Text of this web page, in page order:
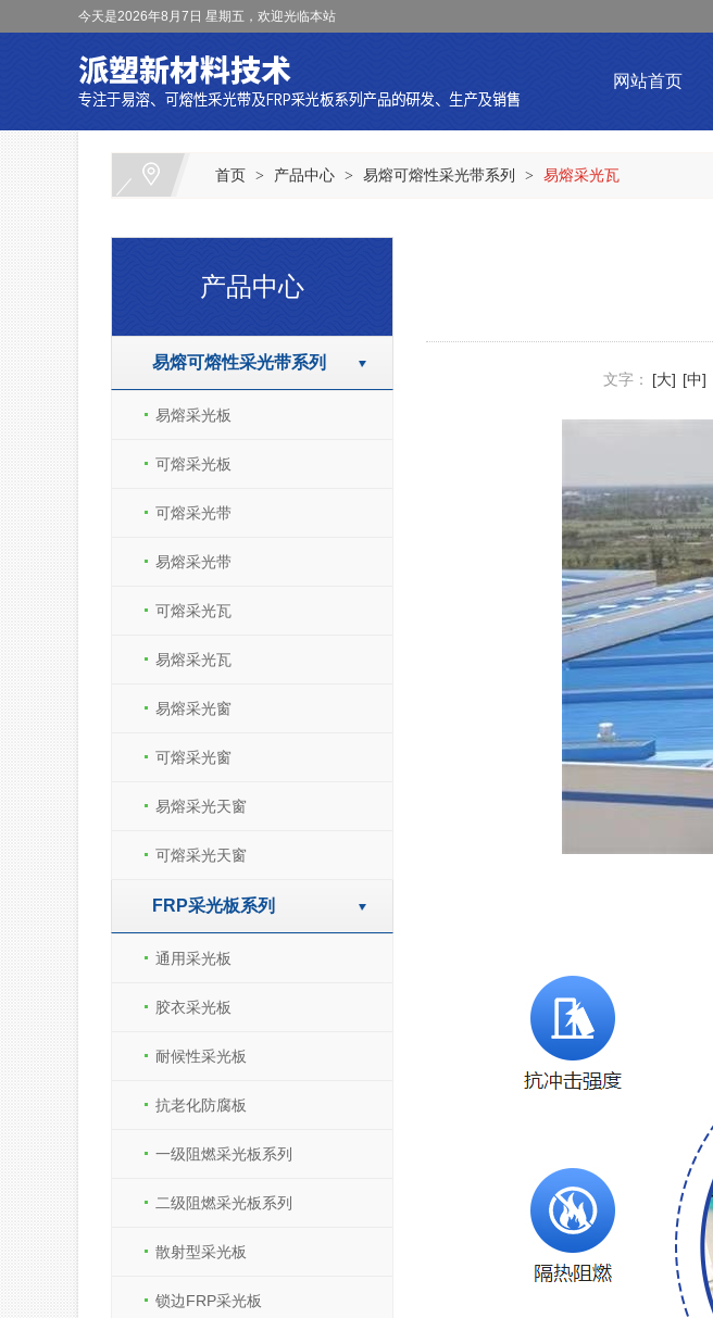
今天是2026年8月7日 星期五，欢迎光临本站
网站首页
首页 > 产品中心 > 易熔可熔性采光带系列 > 易熔采光瓦
产品中心
易熔可熔性采光带系列
易熔采光板
可熔采光板
可熔采光带
易熔采光带
可熔采光瓦
易熔采光瓦
易熔采光窗
可熔采光窗
易熔采光天窗
可熔采光天窗
FRP采光板系列
通用采光板
胶衣采光板
耐候性采光板
抗老化防腐板
一级阻燃采光板系列
二级阻燃采光板系列
散射型采光板
锁边FRP采光板
文字： [大] [中]